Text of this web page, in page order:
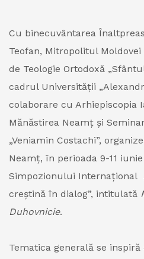
Cu binecuvântarea
Teofan, Mitropolitul
de Teologie Ortodoxă
cadrul Universității
colaborare cu Arhiepiscopia
Mănăstirea Neamț și
„Veniamin Costachi”,
Neamț, în perioada 9-11
Simpozionului Internațional
creștină în dialog”, intitulată
Duhovnicie.
Tematica generală se